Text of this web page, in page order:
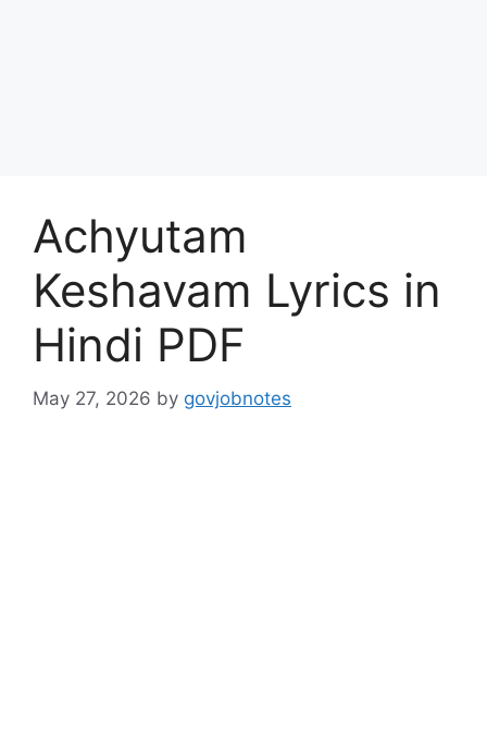
Achyutam
Keshavam Lyrics in
Hindi PDF
May 27, 2026 by govjobnotes